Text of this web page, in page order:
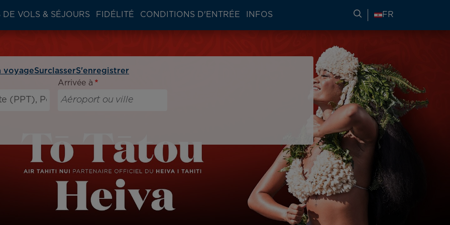
DE VOLS & SÉJOURS FIDÉLITÉ CONDITIONS D'ENTRÉE INFOS RECHERCHER DES
FR
voyageSurclasserS'enregistrer
Arrivée à